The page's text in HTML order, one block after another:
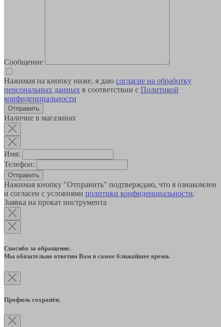
Сообщение
Нажимая на кнопку ниже, я даю согласие на обработку
персональных данных в соответствии с Политикой
конфиденциальности
Наличие в магазинах
Имя:
Телефон:
Отправить
Нажимая кнопку "Отправить" подтверждаю, что я ознакомлен
и согласен с условиями политики конфиденциальности.
Заявка на прокат инструмента
Спасибо за обращение.
Мы обязательно ответим Вам в самое ближайшее время.
Профиль сохранён.